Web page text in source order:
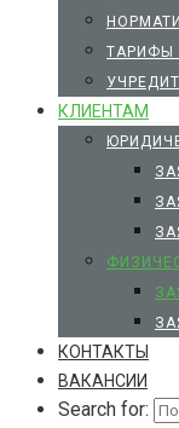
ТАРИФЫ
КЛИЕНТАМ
КОНТАКТЫ
ВАКАНСИИ
Search for: